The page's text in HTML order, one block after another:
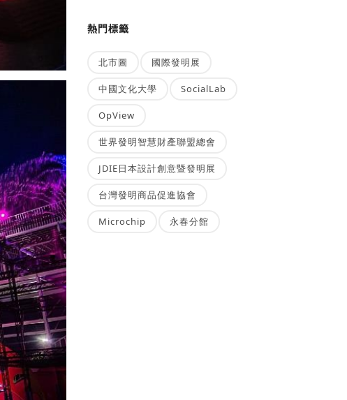
熱門標籤
北市圖 國際發明展
中國文化大學 SocialLab
OpView
世界發明智慧財產聯盟總會
JDIE日本設計創意暨發明展
台灣發明商品促進協會
Microchip 永春分館